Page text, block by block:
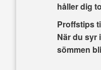
håller dig
Proffstips
När du syr
sömmen